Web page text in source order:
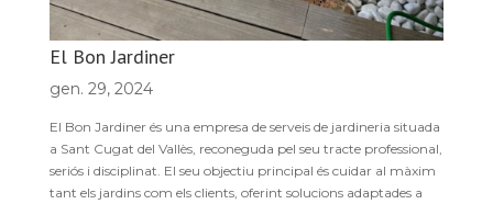
El Bon Jardiner
gen. 29, 2024
El Bon Jardiner és una empresa de serveis de jardineria situada
a Sant Cugat del Vallès, reconeguda pel seu tracte professional,
seriós i disciplinat. El seu objectiu principal és cuidar al màxim
tant els jardins com els clients, oferint solucions adaptades a